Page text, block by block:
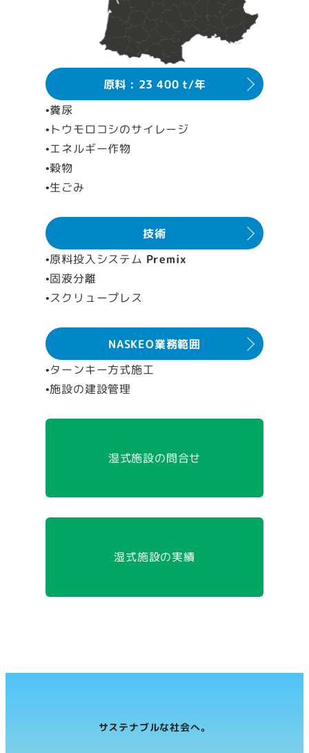
原料 : 23 400 t/年
•糞尿
•トウモロコシのサイレージ
•エネルギー作物
•穀物
•生ごみ
技術
•原料投入システム Premix
•固液分離
•スクリュープレス
NASKEO業務範囲
•ターンキー方式施工
•施設の建設管理
湿式施設の問合せ
湿式施設の実績
サステナブルな社会へ。